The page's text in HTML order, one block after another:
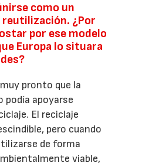
como un
reutilización. ¿Por
por ese modelo
Europa lo situara
pronto que la
podía apoyarse
El reciclaje
pero cuando
de forma
viable,